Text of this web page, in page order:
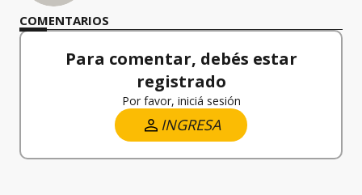
COMENTARIOS
Para comentar, debés estar
registrado
Por favor, iniciá sesión
INGRESA